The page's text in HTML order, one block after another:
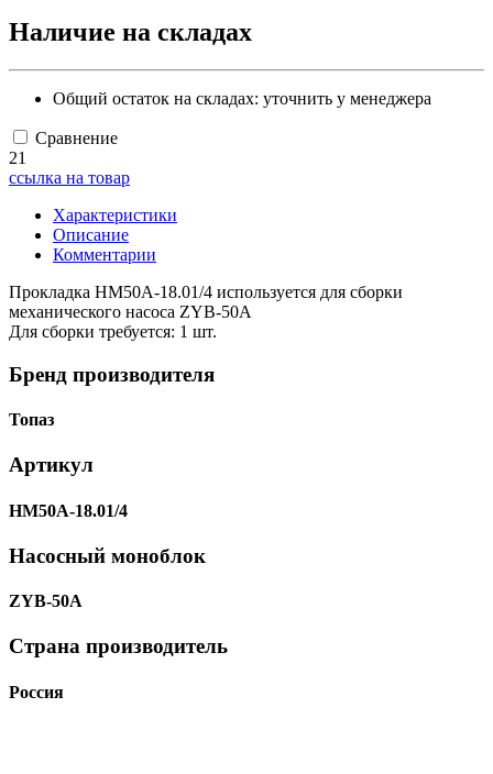
Наличие на складах
Общий остаток на складах: уточнить у менеджера
Сравнение
21
ссылка на товар
Характеристики
Описание
Комментарии
Прокладка НМ50А-18.01/4 используется для сборки
механического насоса ZYB-50A
Для сборки требуется: 1 шт.
Бренд производителя
Топаз
Артикул
НМ50А-18.01/4
Насосный моноблок
ZYB-50A
Страна производитель
Россия